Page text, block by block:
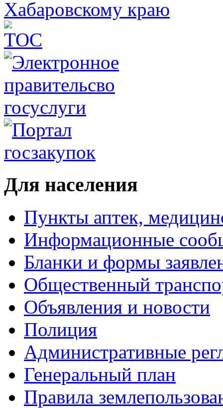
Для населения
Пункты аптек,
Информационные
Бланки и формы
Общественный
Объявления и новости
Полиция
Административные
Генеральный план
Правила